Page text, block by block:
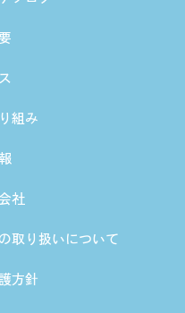
組み
社
取り扱いについて
方針